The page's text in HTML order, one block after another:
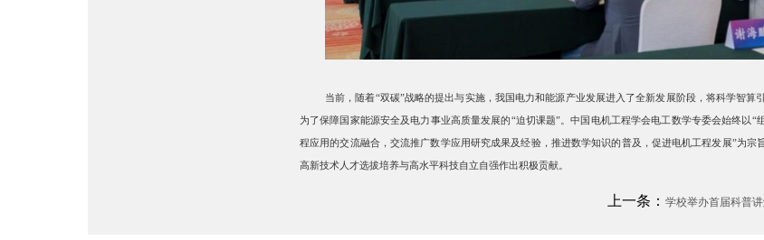
当前，随着“双碳”战略的提出与实施，我国电力和能源产业发展进入了全新发展阶段，将科学智
为了保障国家能源安全及电力事业高质量发展的“迫切课题”。中国电机工程学会电工数学专委会始终以
程应用的交流融合，交流推广数学应用研究成果及经验，推进数学知识的普及，促进电机工程发展”为
高新技术人才选拔培养与高水平科技自立自强作出积极贡献。
上一条： 学校举办首届科普